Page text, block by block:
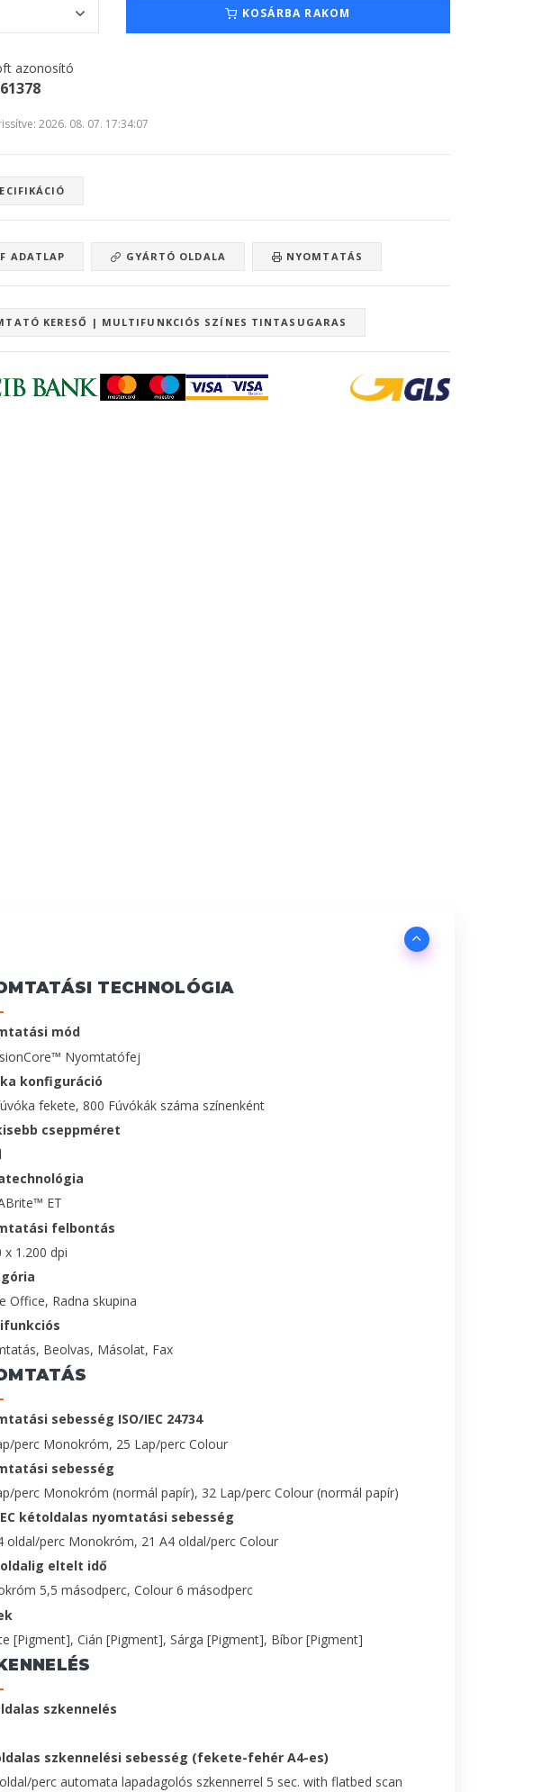
KOSÁRBA RAKOM
azonosító
2026. 08. 07. 17:34:07
ADATLAP GYÁRTÓ OLDALA NYOMTATÁS
KERESŐ | MULTIFUNKCIÓS SZÍNES TINTASUGARAS
TECHNOLÓGIA
mód
Nyomtatófej
konfiguráció
fekete, 800 Fúvókák száma színenként
cseppméret
ET
felbontás
x 1.200 dpi
Office, Radna skupina
Beolvas, Másolat, Fax
sebesség ISO/IEC 24734
perc Monokróm, 25 Lap/perc Colour
sebesség
perc Monokróm (normál papír), 32 Lap/perc Colour (normál papír)
kétoldalas nyomtatási sebesség
oldal/perc Monokróm, 21 A4 oldal/perc Colour
oldalig eltelt idő
5,5 másodperc, Colour 6 másodperc
[Pigment], Cián [Pigment], Sárga [Pigment], Bíbor [Pigment]
szkennelés
szkennelési sebesség (fekete-fehér A4-es)
perc automata lapadagolós szkennerrel 5 sec. with flatbed scan